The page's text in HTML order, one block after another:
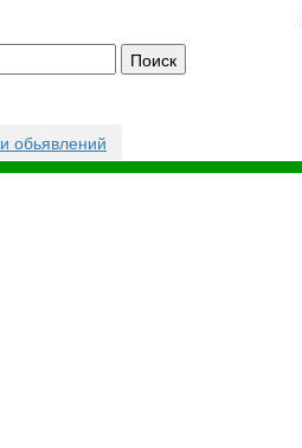
обьявлений